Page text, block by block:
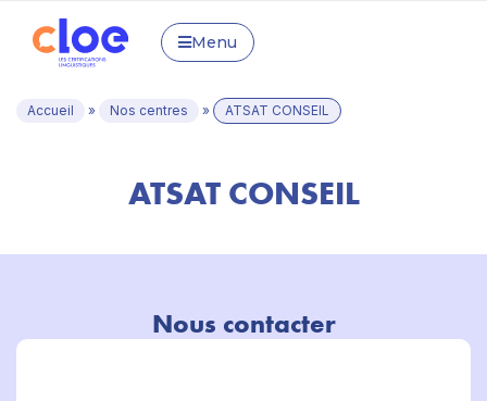
Menu
Accueil » Nos centres » ATSAT CONSEIL
ATSAT CONSEIL
Nous contacter